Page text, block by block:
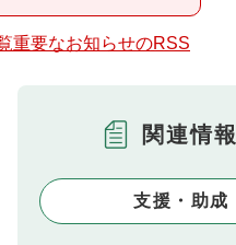
重要なお知らせのRSS
関連情報
支援・助成